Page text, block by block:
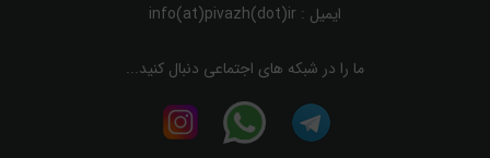
ایمیل : info(at)pivazh(dot)ir
ما را در شبکه های اجتماعی دنبال کنید...